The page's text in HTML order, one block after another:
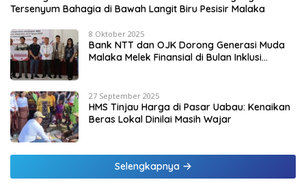
Tersenyum Bahagia di Bawah Langit Biru Pesisir Malaka
8 Oktober 2025
Bank NTT dan OJK Dorong Generasi Muda
Malaka Melek Finansial di Bulan Inklusi
27 September 2025
HMS Tinjau Harga di Pasar Uabau: Kenaikan
Beras Lokal Dinilai Masih Wajar
Selengkapnya